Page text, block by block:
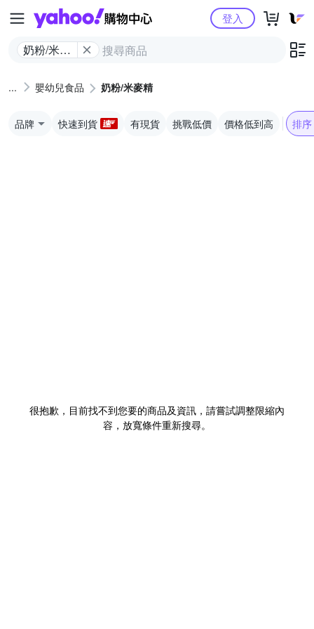
Yahoo購物中心
奶粉/米麥
登入
嬰幼兒食品 奶粉/米麥精
品牌 快速到貨 有現貨 挑戰低價 價格低到高 排序
很抱歉，目前找不到您要的商品及資訊，請嘗試調整限縮內
容，放寬條件重新搜尋。